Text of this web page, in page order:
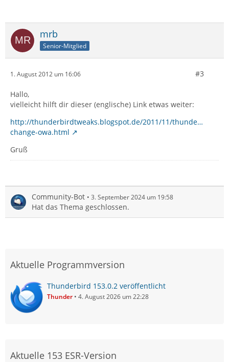
mrb
Senior-Mitglied
1. August 2012 um 16:06 #3
Hallo,
vielleicht hilft dir dieser (englische) Link etwas weiter:
http://thunderbirdtweaks.blogspot.de/2011/11/thunde…
change-owa.html
Gruß
Community-Bot 3. September 2024 um 19:58
Hat das Thema geschlossen.
Aktuelle Programmversion
Thunderbird 153.0.2 veröffentlicht
Thunder 4. August 2026 um 22:28
Aktuelle 153 ESR-Version